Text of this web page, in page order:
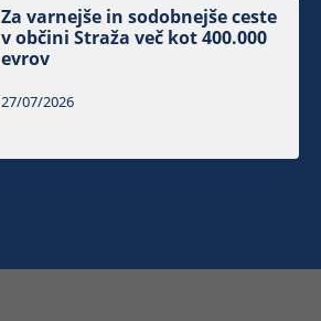
Za varnejše in sodobnejše ceste
v občini Straža več kot 400.000
evrov
27/07/2026